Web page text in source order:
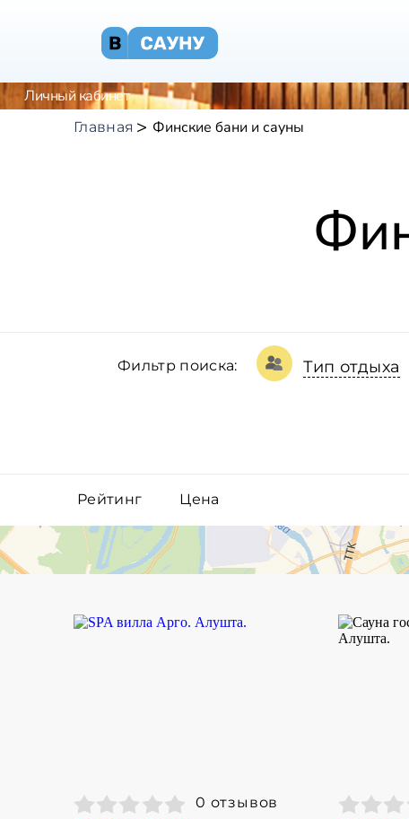
Личный кабинет
Главная Финские бани и сауны
Фильтр поиска: Тип отдыха
Рейтинг Цена
0 отзывов